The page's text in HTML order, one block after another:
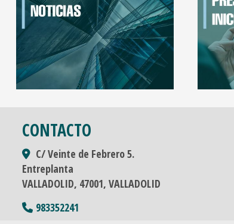
CONTACTO
C/ Veinte de Febrero 5.
Entreplanta
VALLADOLID, 47001,VALLADOLID
983352241